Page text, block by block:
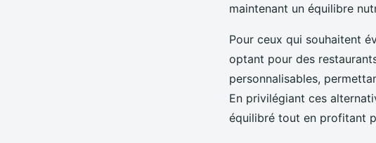
maintenant un équilibre
Pour ceux qui souhaitent
optant pour des
personnalisables,
En privilégiant ces
équilibré tout en profitant